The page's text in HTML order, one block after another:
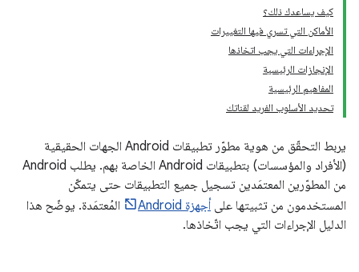
كيف يساعدك ذلك؟
الأماكن التي تسري فيها التغييرات
الإجراءات التي يجب اتخاذها
الإنجازات الرئيسية
المفاهيم الرئيسية
تحديد الأسلوب الفريد لقناتك
يربط التحقّق من هوية مطوّر تطبيقات Android الجهات الحقيقية
(الأفراد والمؤسسات) بتطبيقات Android الخاصة بهم. يطلب Android
من المطوّرين المعتمَدين تسجيل جميع التطبيقات حتى يتمكّن
المستخدمون من تثبيتها على أجهزة Android
المُعتمَدة. يوضّح هذا
الدليل الإجراءات التي يجب اتّخاذها.